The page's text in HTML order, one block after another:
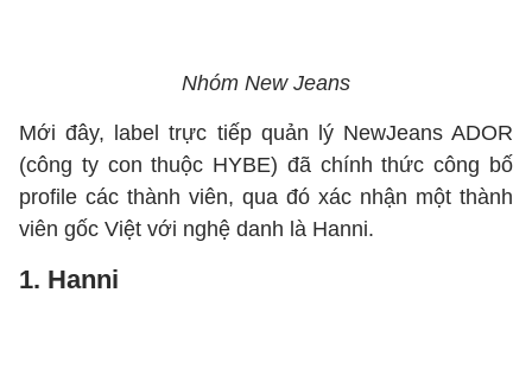
Nhóm New Jeans
Mới đây, label trực tiếp quản lý NewJeans ADOR
(công ty con thuộc HYBE) đã chính thức công bố
profile các thành viên, qua đó xác nhận một thành
viên gốc Việt với nghệ danh là Hanni.
1. Hanni